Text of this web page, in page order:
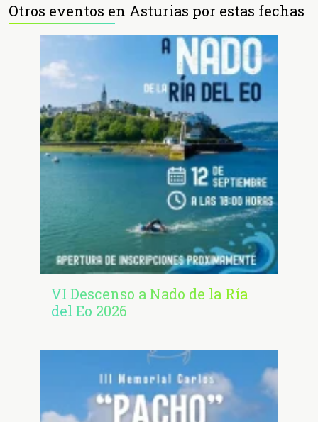
Otros eventos en Asturias por estas fechas
VI Descenso a Nado de la Ría
del Eo 2026